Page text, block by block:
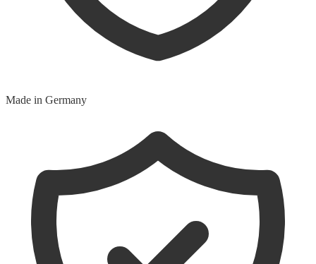
Made in Germany